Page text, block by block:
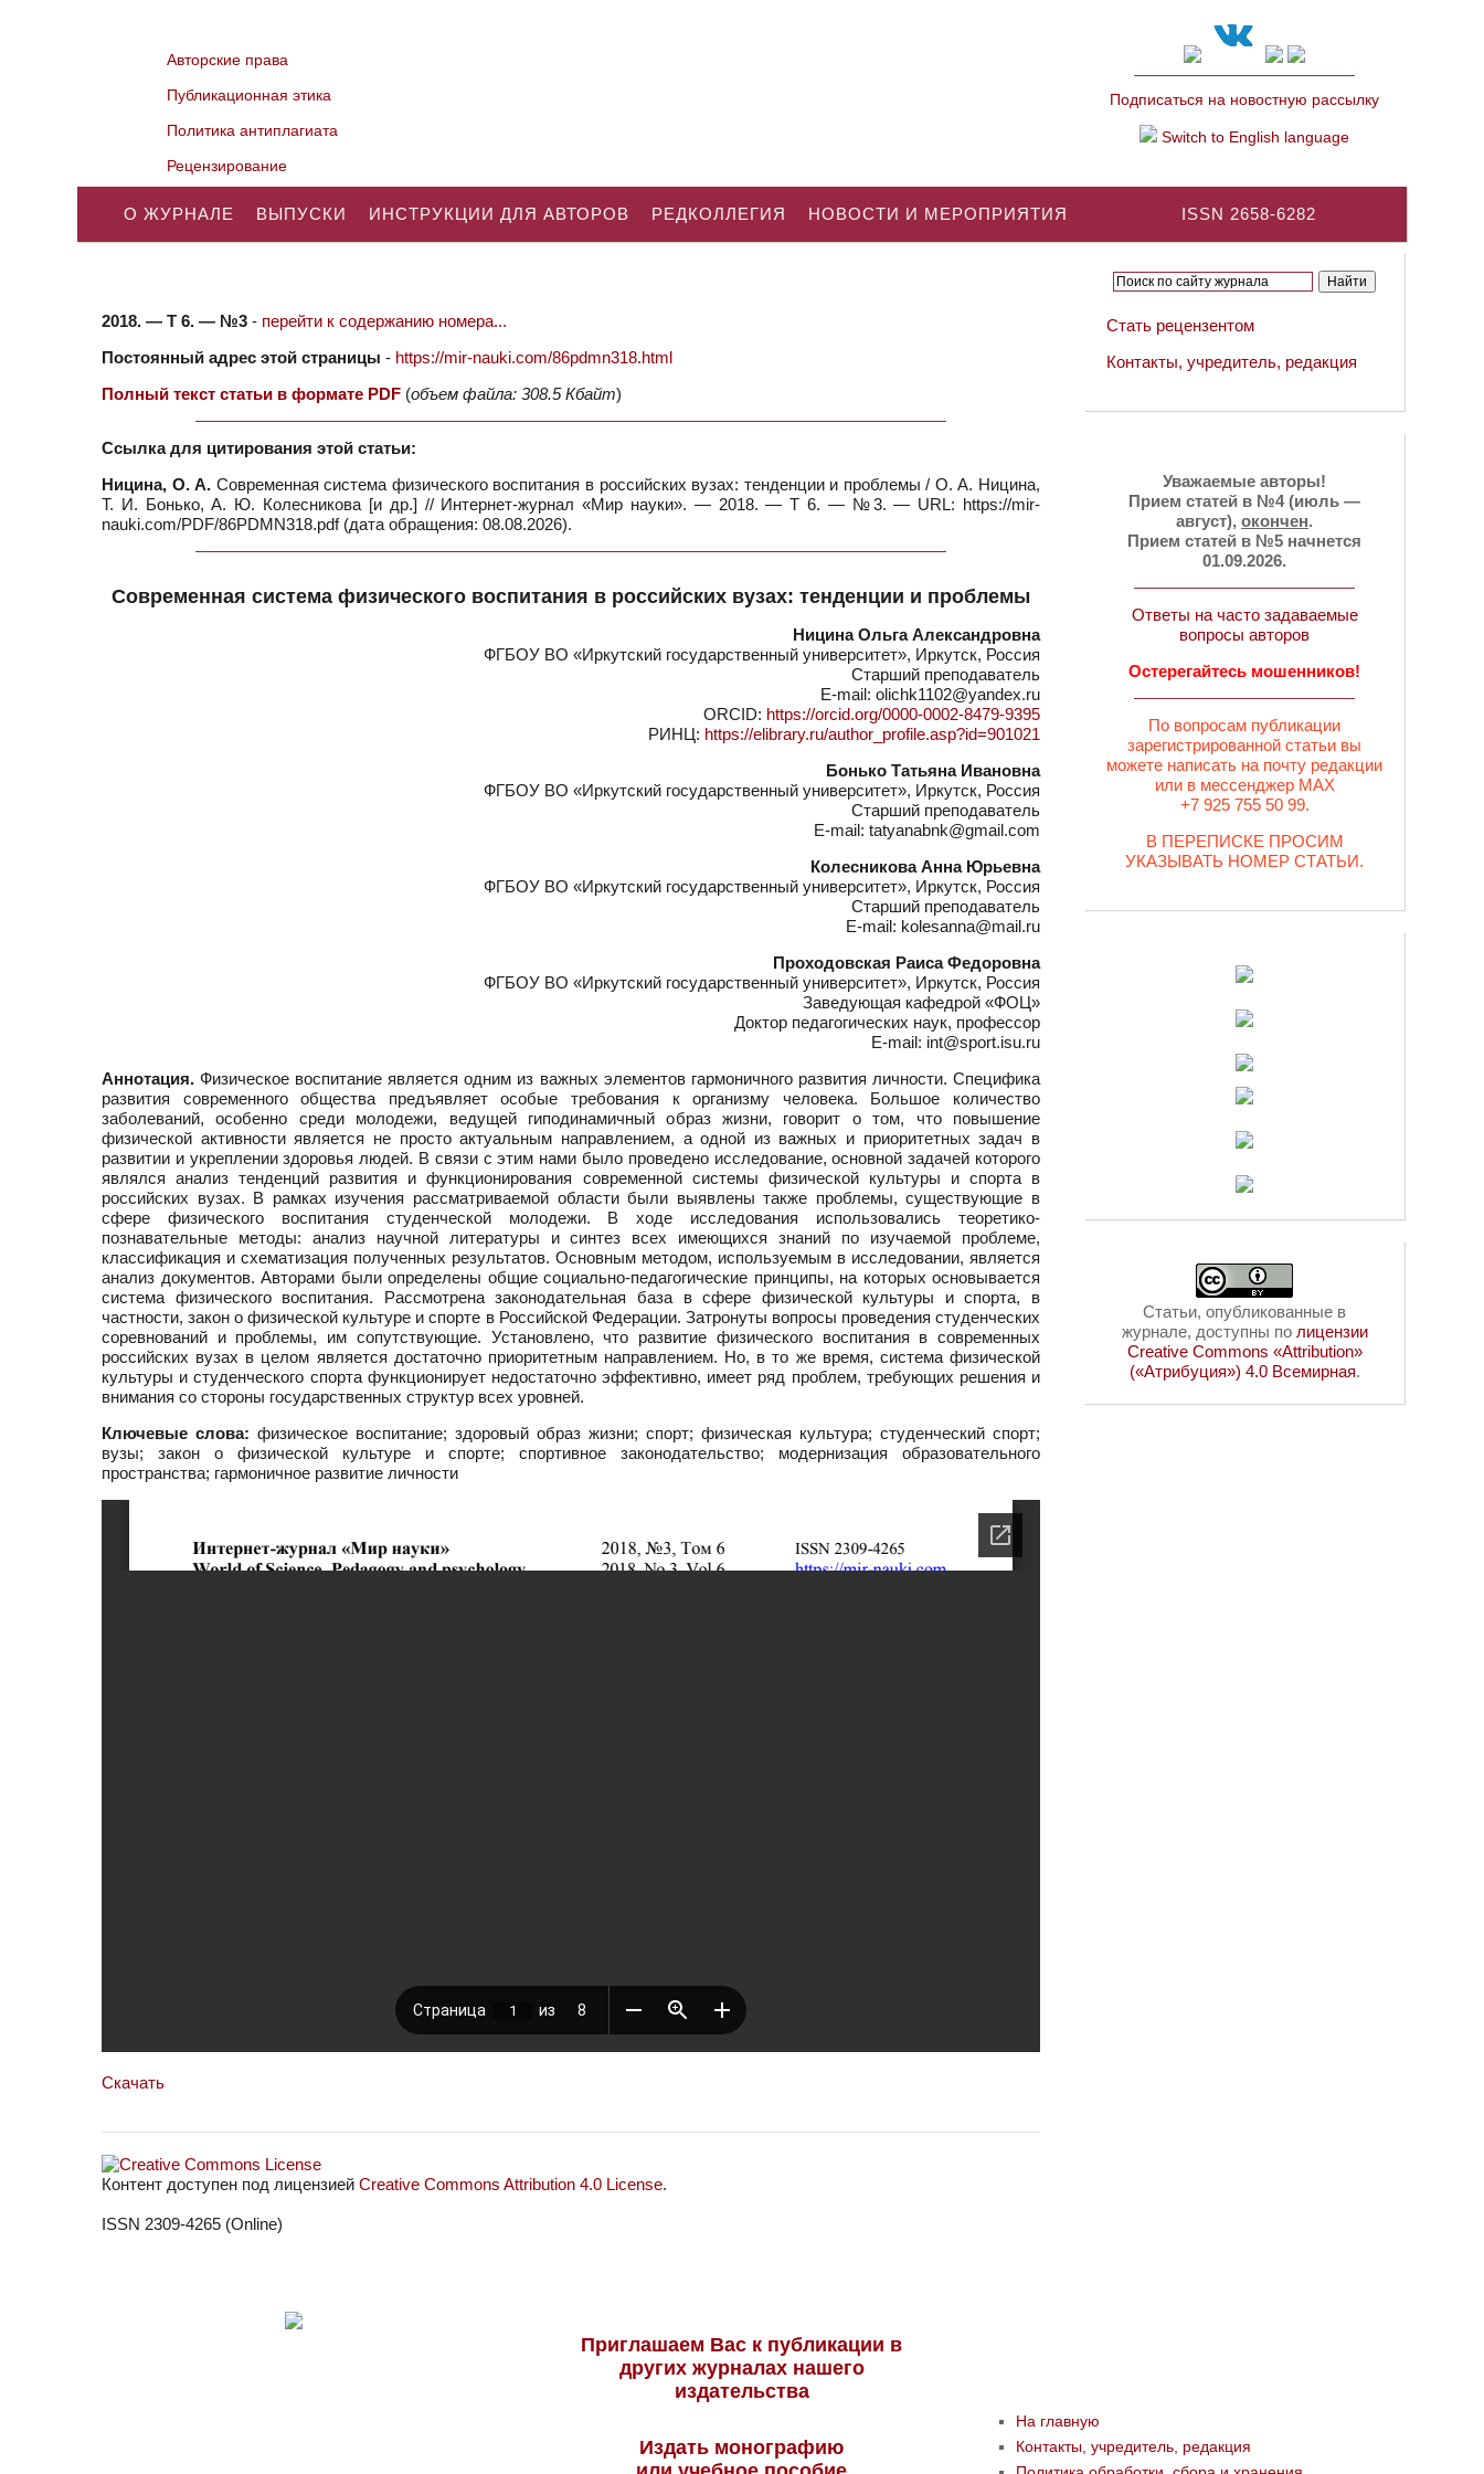
Авторские права
Публикационная этика
Политика антиплагиата
Рецензирование
Подписаться на новостную рассылку
Switch to English language
ISSN 2658-6282
О ЖУРНАЛЕ ВЫПУСКИ ИНСТРУКЦИИ ДЛЯ АВТОРОВ РЕДКОЛЛЕГИЯ НОВОСТИ И МЕРОПРИЯТИЯ
2018. — Т 6. — №3 - перейти к содержанию номера...
Постоянный адрес этой страницы - https://mir-nauki.com/86pdmn318.html
Полный текст статьи в формате PDF (объем файла: 308.5 Кбайт)
Ссылка для цитирования этой статьи:
Ницина, О. А. Современная система физического воспитания в российских вузах: тенденции и проблемы / О. А. Ницина,
Т. И. Бонько, А. Ю. Колесникова [и др.] // Интернет-журнал «Мир науки». — 2018. — Т 6. — №3. — URL: https://mir-
nauki.com/PDF/86PDMN318.pdf (дата обращения: 08.08.2026).
Современная система физического воспитания в российских вузах: тенденции и проблемы
Ницина Ольга Александровна
ФГБОУ ВО «Иркутский государственный университет», Иркутск, Россия
Старший преподаватель
E-mail: olichk1102@yandex.ru
ORCID: https://orcid.org/0000-0002-8479-9395
РИНЦ: https://elibrary.ru/author_profile.asp?id=901021
Бонько Татьяна Ивановна
ФГБОУ ВО «Иркутский государственный университет», Иркутск, Россия
Старший преподаватель
E-mail: tatyanabnk@gmail.com
Колесникова Анна Юрьевна
ФГБОУ ВО «Иркутский государственный университет», Иркутск, Россия
Старший преподаватель
E-mail: kolesanna@mail.ru
Проходовская Раиса Федоровна
ФГБОУ ВО «Иркутский государственный университет», Иркутск, Россия
Заведующая кафедрой «ФОЦ»
Доктор педагогических наук, профессор
E-mail: int@sport.isu.ru
Аннотация. Физическое воспитание является одним из важных элементов гармоничного развития личности. Специфика
развития современного общества предъявляет особые требования к организму человека. Большое количество
заболеваний, особенно среди молодежи, ведущей гиподинамичный образ жизни, говорит о том, что повышение
физической активности является не просто актуальным направлением, а одной из важных и приоритетных задач в
развитии и укреплении здоровья людей. В связи с этим нами было проведено исследование, основной задачей которого
являлся анализ тенденций развития и функционирования современной системы физической культуры и спорта в
российских вузах. В рамках изучения рассматриваемой области были выявлены также проблемы, существующие в
сфере физического воспитания студенческой молодежи. В ходе исследования использовались теоретико-
познавательные методы: анализ научной литературы и синтез всех имеющихся знаний по изучаемой проблеме,
классификация и схематизация полученных результатов. Основным методом, используемым в исследовании, является
анализ документов. Авторами были определены общие социально-педагогические принципы, на которых основывается
система физического воспитания. Рассмотрена законодательная база в сфере физической культуры и спорта, в
частности, закон о физической культуре и спорте в Российской Федерации. Затронуты вопросы проведения студенческих
соревнований и проблемы, им сопутствующие. Установлено, что развитие физического воспитания в современных
российских вузах в целом является достаточно приоритетным направлением. Но, в то же время, система физической
культуры и студенческого спорта функционирует недостаточно эффективно, имеет ряд проблем, требующих решения и
внимания со стороны государственных структур всех уровней.
Ключевые слова: физическое воспитание; здоровый образ жизни; спорт; физическая культура; студенческий спорт;
вузы; закон о физической культуре и спорте; спортивное законодательство; модернизация образовательного
пространства; гармоничное развитие личности
Скачать
Контент доступен под лицензией Creative Commons Attribution 4.0 License.
ISSN 2309-4265 (Online)
Стать рецензентом
Контакты, учредитель, редакция
Уважаемые авторы!
Прием статей в №4 (июль —
август), окончен.
Прием статей в №5 начнется
01.09.2026.
Ответы на часто задаваемые
вопросы авторов
Остерегайтесь мошенников!
По вопросам публикации
зарегистрированной статьи вы
можете написать на почту редакции
или в мессенджер MAX
+7 925 755 50 99.
В ПЕРЕПИСКЕ ПРОСИМ
УКАЗЫВАТЬ НОМЕР СТАТЬИ.
Статьи, опубликованные в
журнале, доступны по лицензии
Creative Commons «Attribution»
(«Атрибуция») 4.0 Всемирная.
Приглашаем Вас к публикации в
других журналах нашего
издательства
Издать монографию
На главную
Контакты, учредитель, редакция